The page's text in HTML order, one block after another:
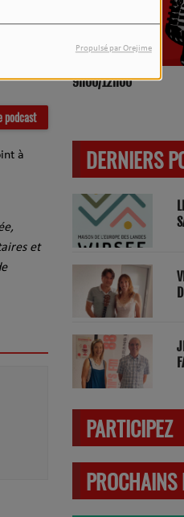
Propulsé par Orejime
podcast
à
et
9h00/12h00
DERNIERS
PARTICIPEZ
PROCHAINS